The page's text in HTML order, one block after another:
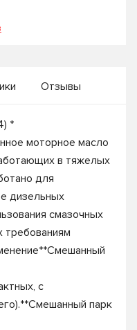
Отзывы
*
моторное масло
в тяжелых
для
дизельных
смазочных
требованиям
с
парк